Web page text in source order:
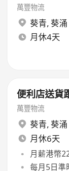
萬豐物流
葵青, 葵涌
月休4天
便利店送貨
萬豐物流
葵青, 葵涌
月休6天
月薪港幣
每月5日準